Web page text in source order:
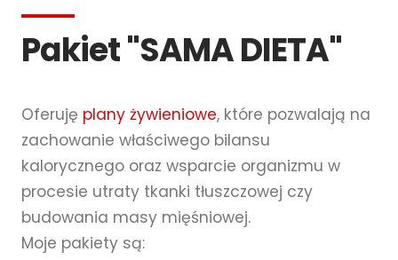
Pakiet "SAMA DIETA"
Oferuję plany żywieniowe, które pozwalają na
zachowanie właściwego bilansu
kalorycznego oraz wsparcie organizmu w
procesie utraty tkanki tłuszczowej czy
budowania masy mięśniowej.
Moje pakiety są: